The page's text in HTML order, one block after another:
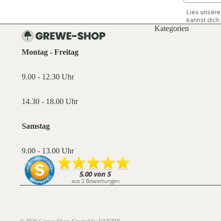
Lies unsere
kannst
Montag - Freitag
9.00 - 12.30 Uhr
14.30 - 18.00 Uhr
Samstag
9.00 - 13.00 Uhr
Kategorien